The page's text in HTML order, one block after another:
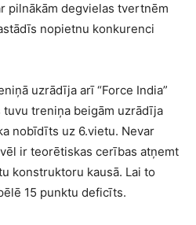
pilnākām degvielas tvertnēm
nopietnu konkurenci
uzrādīja arī “Force India”
treniņa beigām uzrādīja
nobīdīts uz 6.vietu. Nevar
ir teorētiskas cerības atņemt
konstruktoru kausā. Lai to
15 punktu deficīts.